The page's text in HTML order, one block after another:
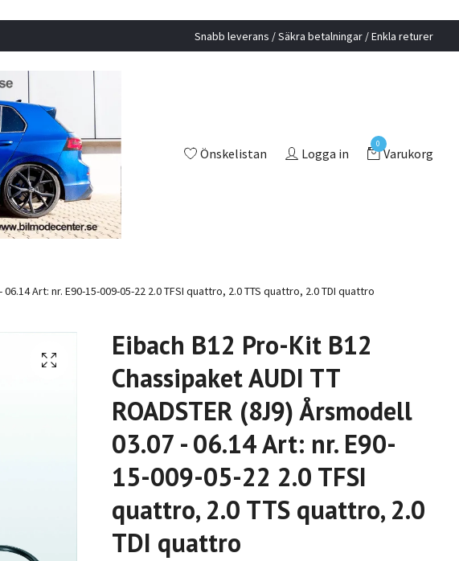
Snabb leverans / Säkra betalningar / Enkla returer
Önskelistan Logga in
0
Varukorg
Art: nr. E90-15-009-05-22 2.0 TFSI quattro, 2.0 TTS quattro, 2.0 TDI quattro
Eibach B12 Pro-Kit B12
Chassipaket AUDI TT
ROADSTER (8J9) Årsmodell
03.07 - 06.14 Art: nr. E90-
15-009-05-22 2.0 TFSI
quattro, 2.0 TTS quattro, 2.0
TDI quattro